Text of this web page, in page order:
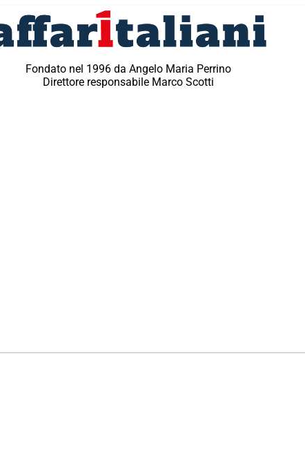
Fondato nel 1996 da Angelo Maria Perrino
Direttore responsabile Marco Scotti